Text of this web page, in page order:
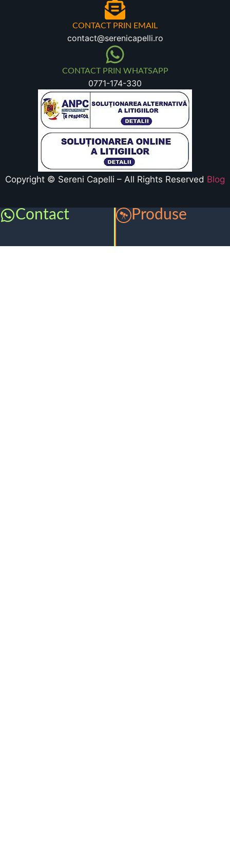
CONTACT PRIN EMAIL
contact@serenicapelli.ro
CONTACT PRIN WHATSAPP
0771-174-330
Copyright © Sereni Capelli – All Rights Reserved Blog
Contact Produse